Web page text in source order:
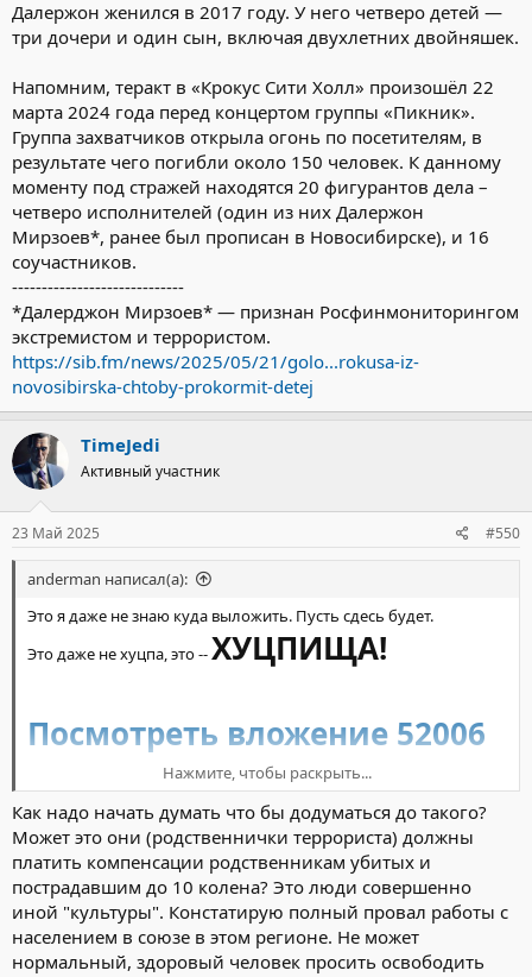
Далержон женился в 2017 году. У него четверо детей —
три дочери и один сын, включая двухлетних двойняшек.
Напомним, теракт в «Крокус Сити Холл» произошёл 22
марта 2024 года перед концертом группы «Пикник».
Группа захватчиков открыла огонь по посетителям, в
результате чего погибли около 150 человек. К данному
моменту под стражей находятся 20 фигурантов дела –
четверо исполнителей (один из них Далержон
Мирзоев*, ранее был прописан в Новосибирске), и 16
соучастников.
-----------------------------
*Далерджон Мирзоев* — признан Росфинмониторингом
экстремистом и террористом.
https://sib.fm/news/2025/05/21/golo...rokusa-iz-
novosibirska-chtoby-prokormit-detej
TimeJedi
Активный участник
23 Май 2025 #550
anderman написал(а):
Это я даже не знаю куда выложить. Пусть сдесь будет.
Это даже не хуцпа, это --ХУЦПИЩА!
Посмотреть вложение 52006
«Голодаем и живём в нищете». Мать
требует освободить террориста «Крокуса»
из Новосибирска, чтобы прокормить
детей
Родные террориста «Крокуса» Далержона Мирзоева*
пожаловались на голод и нищету. Они требуют освободить из
СИЗО сына и отправить на родину, чтобы он смог прокормить
Нажмите, чтобы раскрыть...
Как надо начать думать что бы додуматься до такого?
Может это они (родственнички террориста) должны
платить компенсации родственникам убитых и
пострадавшим до 10 колена? Это люди совершенно
иной "культуры". Констатирую полный провал работы с
населением в союзе в этом регионе. Не может
нормальный, здоровый человек просить освободить